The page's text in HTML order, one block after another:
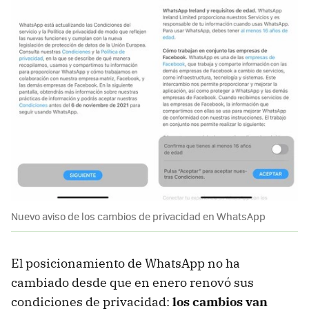
Nuevo aviso de los cambios de privacidad en WhatsApp
El posicionamiento de WhatsApp no ha
cambiado desde que en enero renovó sus
condiciones de privacidad: los cambios van